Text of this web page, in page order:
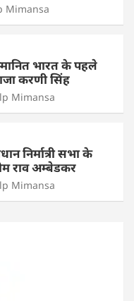
Mimansa
भारत के पहले
करणी सिंह
Mimansa
निर्मात्री सभा के
राव अम्बेडकर
Mimansa